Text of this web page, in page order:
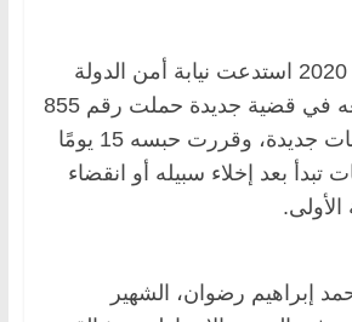
في 31 أغسطس 2020 استدعت نيابة أمن الدولة
الباقر للتحقيق معه في قضية جديدة حملت رقم 855
لسنة 2020 باتهامات جديدة، وقررت حبسه 15 يومًا
تبدأ بعد إخلاء سبيله أو انقضاء
إبراهيم رضوان، الشهير